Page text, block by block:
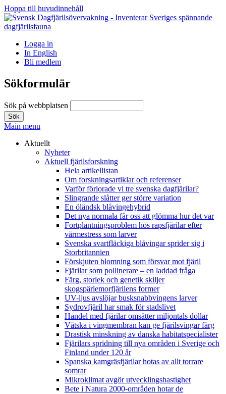
Hoppa till huvudinnehåll
Logga in
In English
Bli medlem
Sökformulär
Sök på webbplatsen
Main menu
Aktuellt
Nyheter
Aktuell fjärilsforskning
Hela artikellistan
Om forskningsartiklar och referenser
Varför förlorade vi tre svenska dagfjärilar?
Slingrande slåtter ger större variation
En öländsk blåvingehybrid
Det nya normala får oss att glömma hur det var
Fortplantningsproblem hos rapsfjärilar efter
värmestress som larver
Svenska svartfläckiga blåvingar sprider sig i
Storbritannien
Förskjuten blomning som försvar mot fjäril
Fjärilar som pollinerare – en laddad fråga
Färg, storlek och genetik skiljer
skogspärlemorfjärilens former
UV-ljus avslöjar busksnabbvingens larver
Sydrovfjäril har smak för stadslivet
Handel med fjärilar omsätter miljontals dollar
Vätska i vingmembran kan ge fjärilsvingar färg
Drastisk minskning av danska habitatspecialister
Fjärilars spridning till nya områden i Sverige och
Finland under 120 år
Spanska kamgräsfjärilar hotas av allt torrare
somrar
Mikroklimat avgör utvecklingshastighet
Bete i Natura 2000-områden hotar de